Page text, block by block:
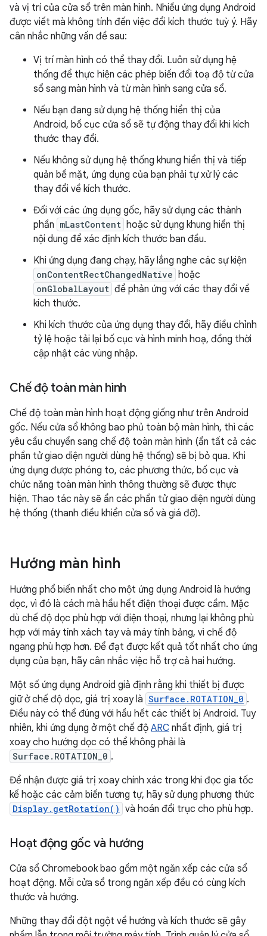
và vị trí của cửa sổ trên màn hình. Nhiều ứng dụng Android
được viết mà không tính đến việc đổi kích thước tuỳ ý. Hãy
cân nhắc những vấn đề sau:
Vị trí màn hình có thể thay đổi. Luôn sử dụng hệ
thống để thực hiện các phép biến đổi toạ độ từ cửa
sổ sang màn hình và từ màn hình sang cửa sổ.
Nếu bạn đang sử dụng hệ thống hiển thị của
Android, bố cục cửa sổ sẽ tự động thay đổi khi kích
thước thay đổi.
Nếu không sử dụng hệ thống khung hiển thị và tiếp
quản bề mặt, ứng dụng của bạn phải tự xử lý các
thay đổi về kích thước.
Đối với các ứng dụng gốc, hãy sử dụng các thành
phần mLastContent hoặc sử dụng khung hiển thị
nội dung để xác định kích thước ban đầu.
Khi ứng dụng đang chạy, hãy lắng nghe các sự kiện
onContentRectChangedNative hoặc
onGlobalLayout để phản ứng với các thay đổi về
kích thước.
Khi kích thước của ứng dụng thay đổi, hãy điều chỉnh
tỷ lệ hoặc tải lại bố cục và hình minh hoạ, đồng thời
cập nhật các vùng nhập.
Chế độ toàn màn hình
Chế độ toàn màn hình hoạt động giống như trên Android
gốc. Nếu cửa sổ không bao phủ toàn bộ màn hình, thì các
yêu cầu chuyển sang chế độ toàn màn hình (ẩn tất cả các
phần tử giao diện người dùng hệ thống) sẽ bị bỏ qua. Khi
ứng dụng được phóng to, các phương thức, bố cục và
chức năng toàn màn hình thông thường sẽ được thực
hiện. Thao tác này sẽ ẩn các phần tử giao diện người dùng
hệ thống (thanh điều khiển cửa sổ và giá đỡ).
Hướng màn hình
Hướng phổ biến nhất cho một ứng dụng Android là hướng
dọc, vì đó là cách mà hầu hết điện thoại được cầm. Mặc
dù chế độ dọc phù hợp với điện thoại, nhưng lại không phù
hợp với máy tính xách tay và máy tính bảng, vì chế độ
ngang phù hợp hơn. Để đạt được kết quả tốt nhất cho ứng
dụng của bạn, hãy cân nhắc việc hỗ trợ cả hai hướng.
Một số ứng dụng Android giả định rằng khi thiết bị được
giữ ở chế độ dọc, giá trị xoay là Surface.ROTATION_0 .
Điều này có thể đúng với hầu hết các thiết bị Android. Tuy
nhiên, khi ứng dụng ở một chế độ ARC nhất định, giá trị
xoay cho hướng dọc có thể không phải là
Surface.ROTATION_0 .
Để nhận được giá trị xoay chính xác trong khi đọc gia tốc
kế hoặc các cảm biến tương tự, hãy sử dụng phương thức
Display.getRotation() và hoán đổi trục cho phù hợp.
Hoạt động gốc và hướng
Cửa sổ Chromebook bao gồm một ngăn xếp các cửa sổ
hoạt động. Mỗi cửa sổ trong ngăn xếp đều có cùng kích
thước và hướng.
Những thay đổi đột ngột về hướng và kích thước sẽ gây